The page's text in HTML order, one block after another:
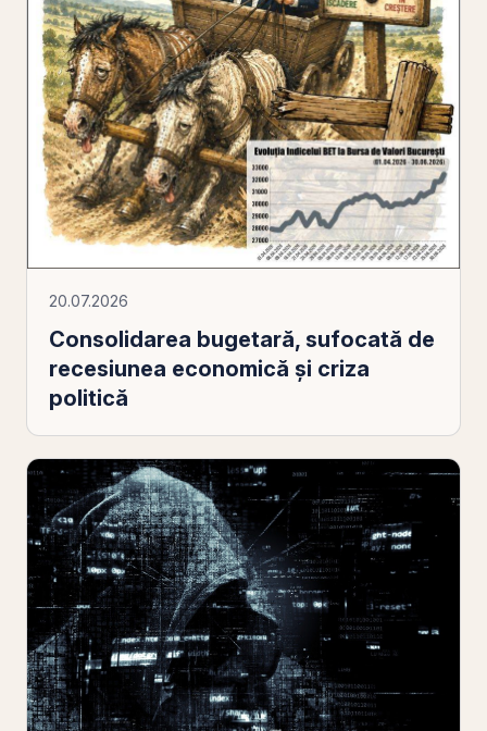
20.07.2026
Consolidarea bugetară, sufocată de
recesiunea economică şi criza
politică